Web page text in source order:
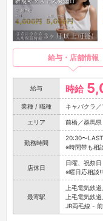
給与・店舗情報
給与 時給
業種 / 職種 キャバクラ
エリア 前橋／群馬県
勤務時間
20:30〜LAST
※時間帯も相
店休日
日曜、祝祭日
※曜日応相談
最寄駅
上毛電気鉄
上毛電気鉄
JR両毛線 -